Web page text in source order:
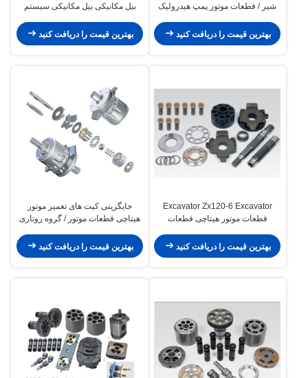
شیر ​​/ قطعات موتور پمپ هیدرولیک
بهترین قیمت را دریافت کنید
بیل مکانیکی بیل مکانیکی سیستم
بهترین قیمت را دریافت کنید
Excavator Zx120-6 Excavator
قطعات موتور هیتاچی قطعات
Hpk055
بهترین قیمت را دریافت کنید
جایگزینی کیت های تعمیر موتور
هیتاچی قطعات موتور / گروه روتاری
بهترین قیمت را دریافت کنید